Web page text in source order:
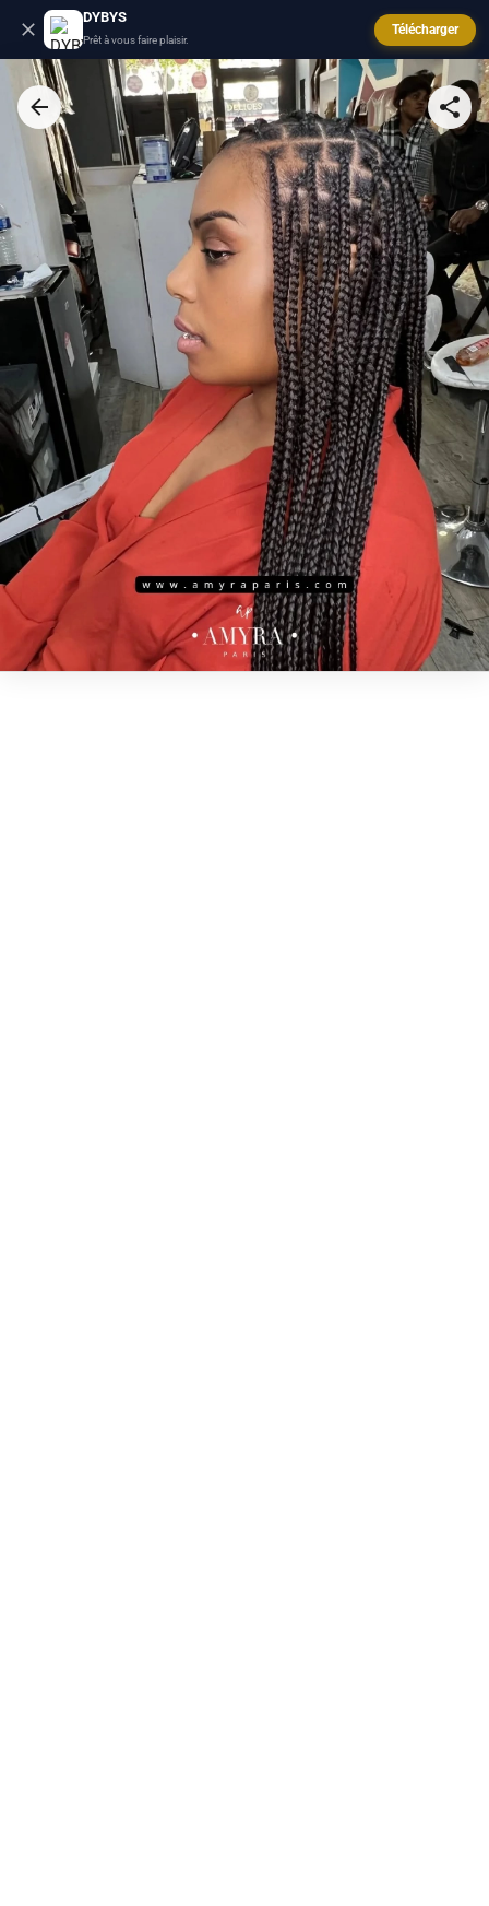
DYBYS
Prêt à vous faire plaisir.
Télécharger